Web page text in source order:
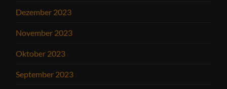
Dezember 2023
November 2023
Oktober 2023
September 2023